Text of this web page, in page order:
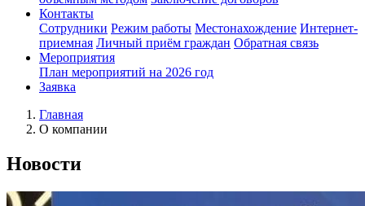
Контакты
Сотрудники Режим работы Местонахождение Интернет-
приемная Личный приём граждан Обратная связь
Мероприятия
План мероприятий на 2026 год
Заявка
Главная
О компании
Новости